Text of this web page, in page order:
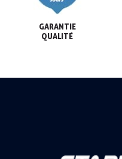
GARANTIE
QUALITÉ